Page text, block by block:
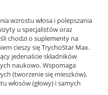
wzrostu włosa i polepszania
u specjalistów oraz
chodzi o suplementy na
cieszy sięTrychoStar Max.
jedenaście składników
naukowo. Wspomaga
(tworzenie się mieszków),
włosów (głowy) i samych